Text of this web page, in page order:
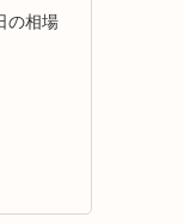
の相場